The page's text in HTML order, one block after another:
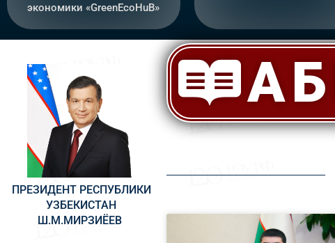
экономики «GreenEcoHuB»
ПРЕЗИДЕНТ РЕСПУБЛИКИ
УЗБЕКИСТАН
Ш.М.МИРЗИЁЕВ ​